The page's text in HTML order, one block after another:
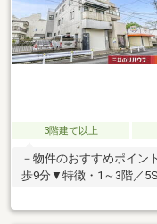
3階建て以上
－物件のおすすめポイ
歩9分▼特徴・1～3階／
現在一部賃貸中▼設備・